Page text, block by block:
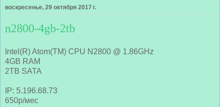
воскресенье, 29 октября 2017 г.
n2800-4gb-2tb
Intel(R) Atom(TM) CPU N2800 @ 1.86GHz
4GB RAM
2TB SATA
IP: 5.196.68.73
650р/мес